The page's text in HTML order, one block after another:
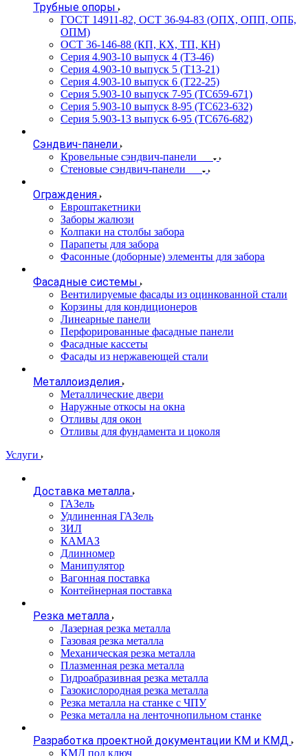
Трубные опоры
ГОСТ 14911-82, ОСТ 36-94-83 (ОПХ, ОПП, ОПБ,
ОПМ)
ОСТ 36-146-88 (КП, КХ, ТП, КН)
Серия 4.903-10 выпуск 4 (Т3-46)
Серия 4.903-10 выпуск 5 (Т13-21)
Серия 4.903-10 выпуск 6 (Т22-25)
Серия 5.903-10 выпуск 7-95 (ТС659-671)
Серия 5.903-10 выпуск 8-95 (ТС623-632)
Серия 5.903-13 выпуск 6-95 (ТС676-682)
Сэндвич-панели
Кровельные сэндвич-панели
Стеновые сэндвич-панели
Ограждения
Евроштакетники
Заборы жалюзи
Колпаки на столбы забора
Парапеты для забора
Фасонные (доборные) элементы для забора
Фасадные системы
Вентилируемые фасады из оцинкованной стали
Корзины для кондиционеров
Линеарные панели
Перфорированные фасадные панели
Фасадные кассеты
Фасады из нержавеющей стали
Металлоизделия
Металлические двери
Наружные откосы на окна
Отливы для окон
Отливы для фундамента и цоколя
Услуги
Доставка металла
ГАЗель
Удлиненная ГАЗель
ЗИЛ
КАМАЗ
Длинномер
Манипулятор
Вагонная поставка
Контейнерная поставка
Резка металла
Лазерная резка металла
Газовая резка металла
Механическая резка металла
Плазменная резка металла
Гидроабразивная резка металла
Газокислородная резка металла
Резка металла на станке с ЧПУ
Резка металла на ленточнопильном станке
Разработка проектной документации КМ и КМД
КМД под ключ